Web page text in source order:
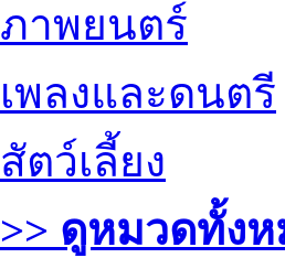
ภาพยนตร์
เพลงและดนตรี
สัตว์เลี้ยง
>> ดูหมวดทั้ง